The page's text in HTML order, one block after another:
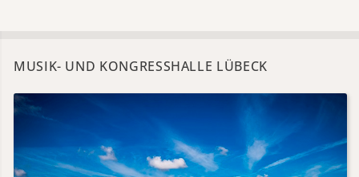
MUSIK- UND KONGRESSHALLE LÜBECK